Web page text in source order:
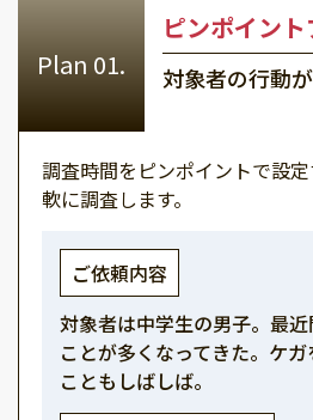
ピンポイン
対象者の行動
調査時間をピンポイントで設
軟に調査します。
ご依頼内容
対象者は中学生の男子。最
ことが多くなってきた。ケ
こともしばしば。